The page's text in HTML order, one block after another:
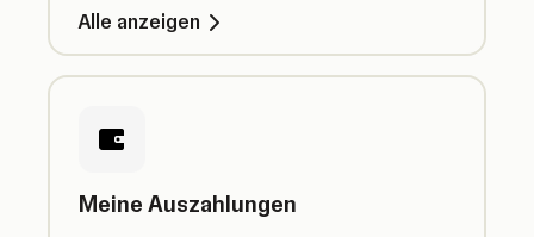
Alle anzeigen
Meine Auszahlungen